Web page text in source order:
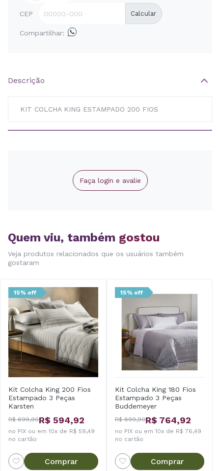
CEP Calcular
Compartilhar:
Descrição
KIT COLCHA KING ESTAMPADO 200 FIOS
Faça login e avalie
Quem viu, também gostou
Veja produtos relacionados que os usuários também
gostaram
15% off
Kit Colcha King 200 Fios
Estampado 3 Peças
Karsten
R$ 699,90R$ 594,92
no PIX ou em 10x de R$ 59,49
no cartão
Comprar
15% off
Kit Colcha King 180 Fios
Estampado 3 Peças
Buddemeyer
R$ 899,90R$ 764,92
no PIX ou em 10x de R$ 76,49
no cartão
Comprar